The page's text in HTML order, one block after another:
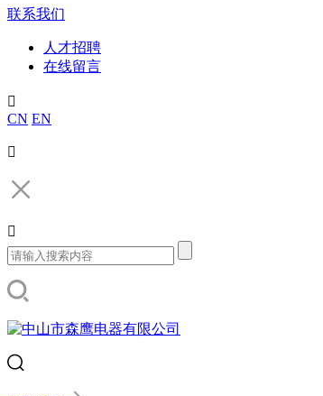
联系我们
人才招聘
在线留言

CN EN

